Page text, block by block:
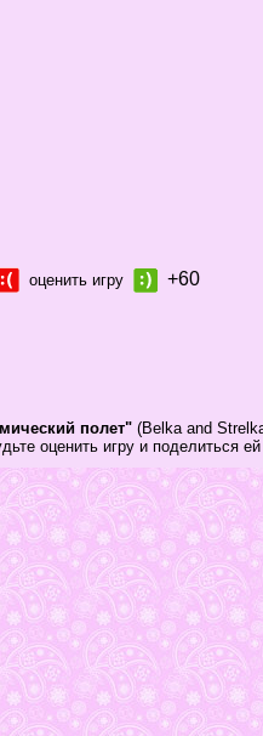
оценить игру +60
полет" (Belka and
оценить игру и поделиться